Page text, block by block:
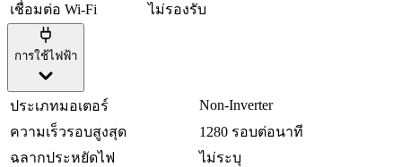
เชื่อมต่อ Wi-Fi
ไม่รองรับ
การใช้ไฟฟ้า
ประเภทมอเตอร์
Non-Inverter
ความเร็วรอบสูงสุด
1280 รอบต่อนาที
ฉลากประหยัดไฟ
ไม่ระบุ